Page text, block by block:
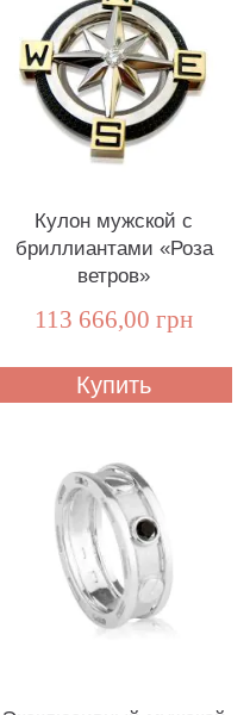
Кулон мужской с
бриллиантами «Роза
ветров»
113 666,00 грн
Купить